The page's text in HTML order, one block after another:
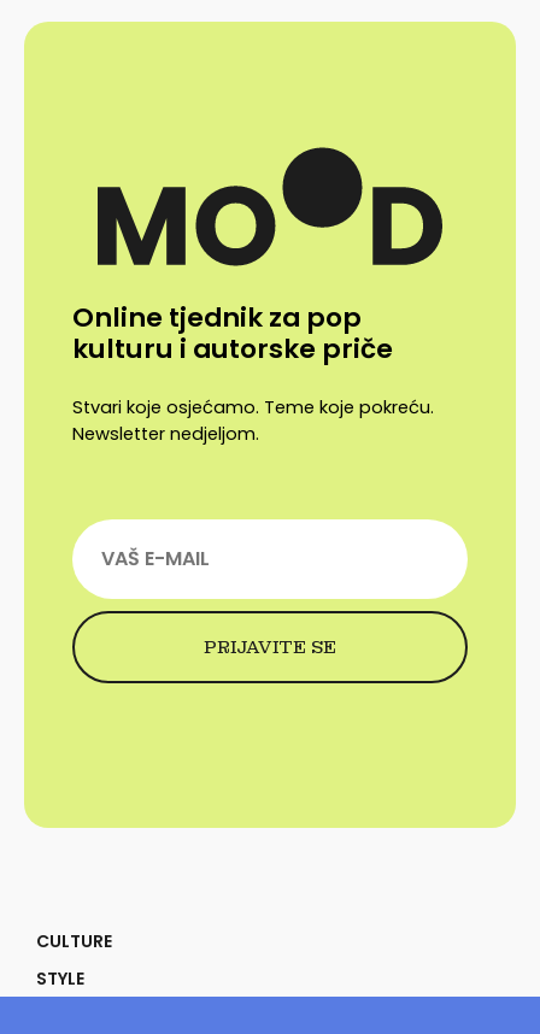
Online tjednik za pop
kulturu i autorske priče
Stvari koje osjećamo. Teme koje pokreću.
Newsletter nedjeljom.
CULTURE
STYLE